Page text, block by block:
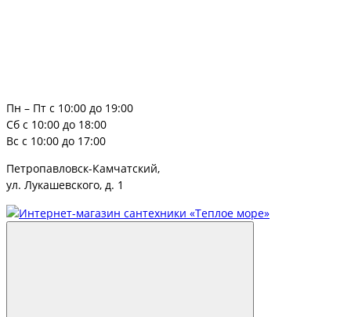
Пн – Пт с 10:00 до 19:00
Сб с 10:00 до 18:00
Вс с 10:00 до 17:00
Петропавловск-Камчатский,
ул. Лукашевского, д. 1